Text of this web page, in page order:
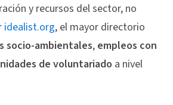
y recursos del sector, no
idealist.org, el mayor directorio
socio-ambientales, empleos con
de voluntariado a nivel